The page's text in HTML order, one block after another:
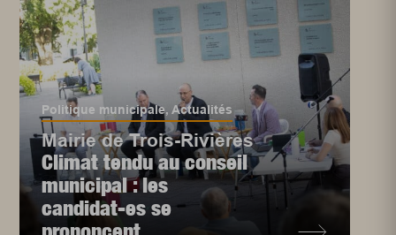
Politique municipale,Actualités
Mairie de Trois-Rivières
Climat tendu au conseil
municipal : les
candidat-es se